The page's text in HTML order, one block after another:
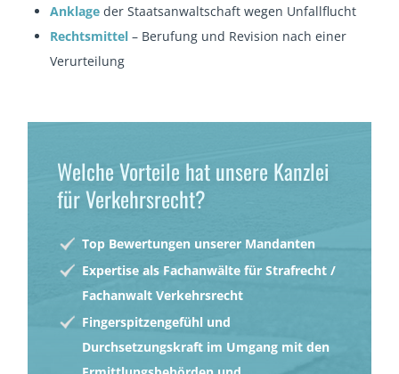
Anklage der Staatsanwaltschaft wegen Unfallflucht
Rechtsmittel – Berufung und Revision nach einer
Verurteilung
Welche Vorteile hat unsere Kanzlei
für Verkehrsrecht?
Top Bewertungen unserer Mandanten
Expertise als Fachanwälte für Strafrecht /
Fachanwalt Verkehrsrecht
Fingerspitzengefühl und
Durchsetzungskraft im Umgang mit den